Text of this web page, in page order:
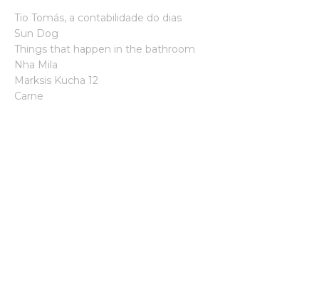
Tio Tomás, a contabilidade do dias
Sun Dog
Things that happen in the bathroom
Nha Mila
Marksis Kucha 12
Carne